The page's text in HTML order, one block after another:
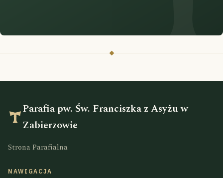
Parafia pw. Św. Franciszka z Asyżu w
Zabierzowie
Strona Parafialna
NAWIGACJA